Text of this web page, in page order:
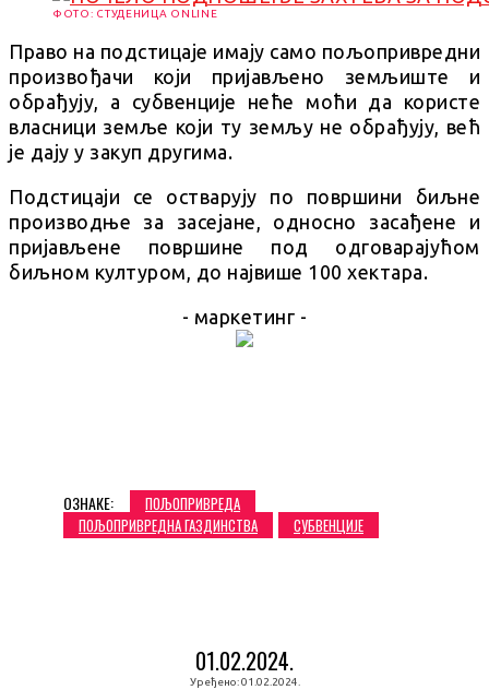
ФОТО: СТУДЕНИЦА ONLINE
Право на подстицаје имају само пољопривредни
произвођачи који пријављено земљиште и
обрађују, а субвенције неће моћи да користе
власници земље који ту земљу не обрађују, већ
је дају у закуп другима.
Подстицаји се остварују по површини биљне
производње за засејане, односно засађене и
пријављене површине под одговарајућом
биљном културом, до највише 100 хектара.
- маркетинг -
ОЗНАКЕ:
ПОЉОПРИВРЕДА
ПОЉОПРИВРЕДНА ГАЗДИНСТВА
СУБВЕНЦИЈЕ
01.02.2024.
Уређено: 01.02.2024.